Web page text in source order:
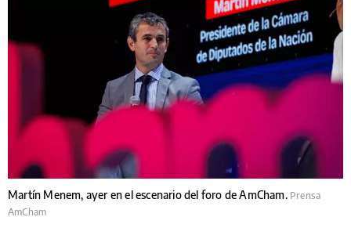
Martín Menem, ayer en el escenario del foro de AmCham. Prensa
AmCham